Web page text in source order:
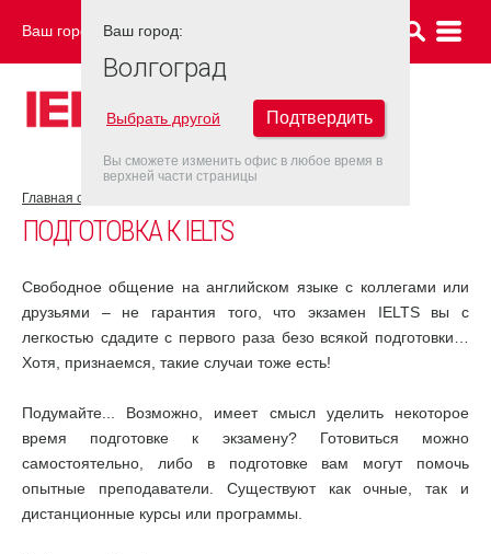
Ваш город: ВОЛГОГРАД
Главная страница
ПОДГОТОВКА К IELTS
Свободное общение на английском языке с коллегами или
друзьями – не гарантия того, что экзамен IELTS вы с
легкостью сдадите с первого раза безо всякой подготовки…
Хотя, признаемся, такие случаи тоже есть!
Подумайте... Возможно, имеет смысл уделить некоторое
время подготовке к экзамену? Готовиться можно
самостоятельно, либо в подготовке вам могут помочь
опытные преподаватели. Существуют как очные, так и
дистанционные курсы или программы.
Ваш город:
Волгоград
Выбрать другой Подтвердить
Вы сможете изменить офис в любое время в
верхней части страницы